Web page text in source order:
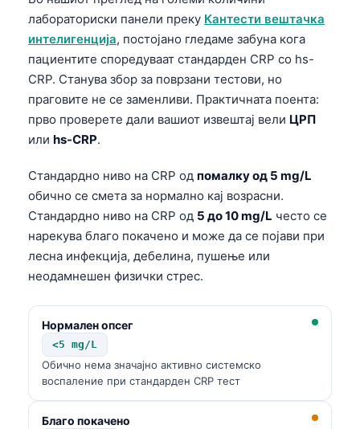
лабораториски панели преку Кантести вештачка
интелигенција, постојано гледаме забуна кога
пациентите споредуваат стандардeн CRP со hs-
CRP. Станува збор за поврзани тестови, но
праговите не се заменливи. Практичната поента:
прво проверете дали вашиот извештај вели ЦРП
или hs-CRP.
Стандардно ниво на CRP од помалку од 5 mg/L
обично се смета за нормално кај возрасни.
Стандардно ниво на CRP од 5 до 10 mg/L често се
нарекува благо покачено и може да се појави при
лесна инфекција, дебелина, пушење или
неодамнешен физички стрес.
Нормален опсег
<5 mg/L
Обично нема значајно активно системско
воспаление при стандардeн CRP тест
Благо покачено